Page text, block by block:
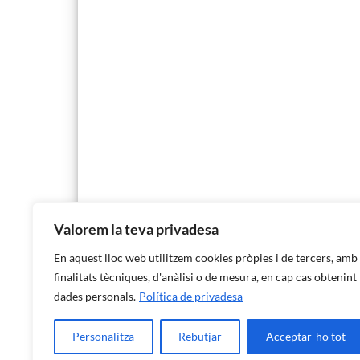
Valorem la teva privadesa
En aquest lloc web utilitzem cookies pròpies i de tercers, amb
finalitats tècniques, d'anàlisi o de mesura, en cap cas obtenint
dades personals. Política de privadesa
Personalitza Rebutjar Acceptar-ho tot